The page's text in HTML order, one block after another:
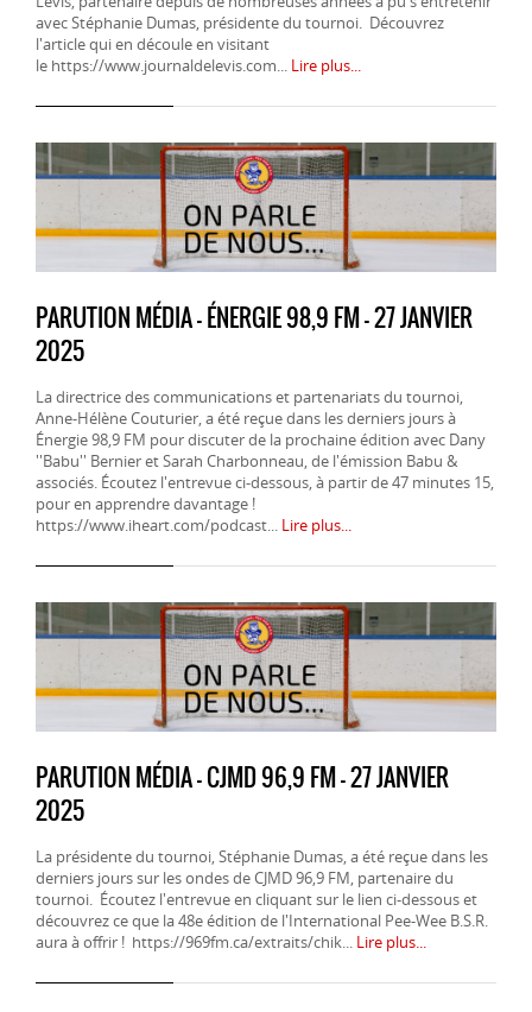
avec Stéphanie Dumas, présidente du tournoi. Découvrez
l'article qui en découle en visitant
le https://www.journaldelevis.com... Lire plus...
PARUTION MÉDIA - ÉNERGIE 98,9 FM - 27 JANVIER
2025
La directrice des communications et partenariats du tournoi,
Anne-Hélène Couturier, a été reçue dans les derniers jours à
Énergie 98,9 FM pour discuter de la prochaine édition avec Dany
''Babu'' Bernier et Sarah Charbonneau, de l'émission Babu &
associés. Écoutez l'entrevue ci-dessous, à partir de 47 minutes 15,
pour en apprendre davantage !
https://www.iheart.com/podcast... Lire plus...
PARUTION MÉDIA - CJMD 96,9 FM - 27 JANVIER
2025
La présidente du tournoi, Stéphanie Dumas, a été reçue dans les
derniers jours sur les ondes de CJMD 96,9 FM, partenaire du
tournoi. Écoutez l'entrevue en cliquant sur le lien ci-dessous et
découvrez ce que la 48e édition de l'International Pee-Wee B.S.R.
aura à offrir ! https://969fm.ca/extraits/chik... Lire plus...